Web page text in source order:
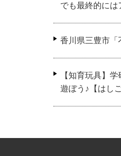
で見出しをデザインしよう！
でも最終的に
香川県三豊市「
【知育玩具】
遊ぼう♪【はし